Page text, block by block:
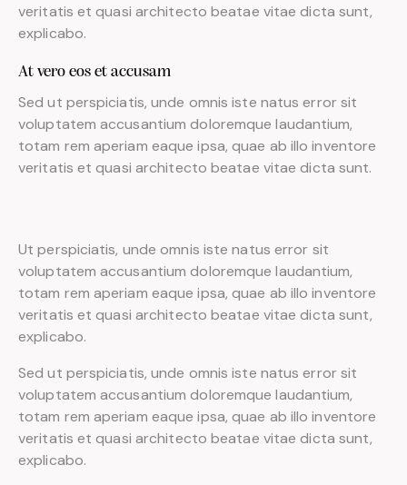
veritatis et quasi architecto beatae vitae dicta sunt,
explicabo.
At vero eos et accusam
Sed ut perspiciatis, unde omnis iste natus error sit
voluptatem accusantium doloremque laudantium,
totam rem aperiam eaque ipsa, quae ab illo inventore
veritatis et quasi architecto beatae vitae dicta sunt.
Ut perspiciatis, unde omnis iste natus error sit
voluptatem accusantium doloremque laudantium,
totam rem aperiam eaque ipsa, quae ab illo inventore
veritatis et quasi architecto beatae vitae dicta sunt,
explicabo.
Sed ut perspiciatis, unde omnis iste natus error sit
voluptatem accusantium doloremque laudantium,
totam rem aperiam eaque ipsa, quae ab illo inventore
veritatis et quasi architecto beatae vitae dicta sunt,
explicabo.